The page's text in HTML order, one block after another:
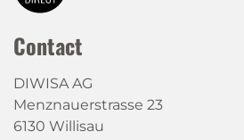
Contact
DIWISA AG
Menznauerstrasse 23
6130 Willisau